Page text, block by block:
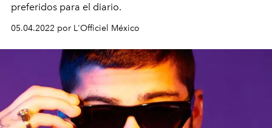
preferidos para el diario.
05.04.2022 por L'Officiel México